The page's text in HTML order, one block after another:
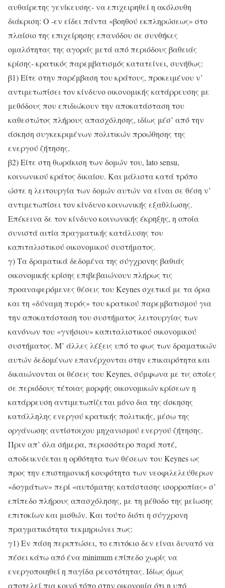
αυθαίρετης γενίκευσης- να επιχειρηθεί η ακόλουθη
διάκριση: Ο -εν είδει πάντα «βοηθού εκπληρώσεως» στο
πλαίσιο της επιχείρησης επανόδου σε συνθήκες
ομαλότητας της αγοράς μετά από περιόδους βαθειάς
κρίσης- κρατικός παρεμβατισμός κατατείνει, συνήθως:
β1) Είτε στην παρέμβαση του κράτους, προκειμένου ν’
αντιμετωπίσει τον κίνδυνο οικονομικής κατάρρευσης με
μεθόδους που επιδιώκουν την αποκατάσταση του
καθεστώτος πλήρους απασχόλησης, ιδίως μέσ’ από την
άσκηση συγκεκριμένων πολιτικών προώθησης της
ενεργού ζήτησης.
β2) Είτε στη θωράκιση των δομών του, lato sensu,
κοινωνικού κράτος δικαίου. Και μάλιστα κατά τρόπο
ώστε η λειτουργία των δομών αυτών να είναι σε θέση ν’
αντιμετωπίσει τον κίνδυνο κοινωνικής εξαθλίωσης.
Επέκεινα δε τον κίνδυνο κοινωνικής έκρηξης, η οποία
συνιστά αιτία πραγματικής κατάλυσης του
καπιταλιστικού οικονομικού συστήματος.
γ) Τα δραματικά δεδομένα της σύγχρονης βαθιάς
οικονομικής κρίσης επιβεβαιώνουν πλήρως τις
προαναφερόμενες θέσεις του Keynes σχετικά με τα όρια
και τη «δύναμη πυρός» του κρατικού παρεμβατισμού για
την αποκατάσταση του συστήματος λειτουργίας των
κανόνων του «γνήσιου» καπιταλιστικού οικονομικού
συστήματος. Μ’ άλλες λέξεις υπό το φως των δραματικών
αυτών δεδομένων επανέρχονται στην επικαιρότητα και
δικαιώνονται οι θέσεις του Keynes, σύμφωνα με τις οποίες
σε περιόδους τέτοιας μορφής οικονομικών κρίσεων η
κατάρρευση αντιμετωπίζεται μόνο δια της άσκησης
κατάλληλης ενεργού κρατικής πολιτικής, μέσω της
οργάνωσης αντίστοιχου μηχανισμού ενεργού ζήτησης.
Πριν απ’ όλα σήμερα, περισσότερο παρά ποτέ,
αποδεικνύεται η ορθότητα των θέσεων του Keynes ως
προς την επιστημονική κουφότητα των νεοφιλελεύθερων
«δογμάτων» περί «αυτόματης κατάστασης ισορροπίας» σ’
επίπεδο πλήρους απασχόλησης, με τη μέθοδο της μείωσης
επιτοκίων και μισθών. Και τούτο διότι η σύγχρονη
πραγματικότητα τεκμηριώνει πως:
γ1) Εν πάση περιπτώσει, το επιτόκιο δεν είναι δυνατό να
πέσει κάτω από ένα minimum επίπεδο χωρίς να
ενεργοποιηθεί η παγίδα ρευστότητας. Ιδίως όμως
αποτελεί πια κοινό τόπο στην οικονομία ότι η υπό